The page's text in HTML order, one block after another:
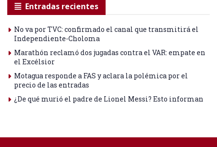
Entradas recientes
No va por TVC: confirmado el canal que transmitirá el
Independiente-Choloma
Marathón reclamó dos jugadas contra el VAR: empate en
el Excélsior
Motagua responde a FAS y aclara la polémica por el
precio de las entradas
¿De qué murió el padre de Lionel Messi? Esto informan